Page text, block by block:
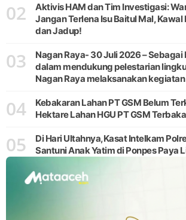
02
Aktivis HAM dan Tim Investigasi:
Jangan Terlena Isu Baitul Mal, Kawal
dan Jadup!
03
Nagan Raya- 30 Juli 2026 –
dalam mendukung pelestarian
Nagan Raya melaksanakan
Kecamatan Beutong, Kabupaten
04
Kebakaran Lahan PT GSM Belum
Hektare Lahan HGU PT GSM
05
Di Hari Ultahnya,Kasat Intelkam
Santuni Anak Yatim di Ponpes Paya